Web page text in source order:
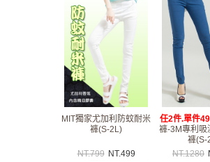
MIT獨家尤加利防蚊耐米
褲(S-2L)
NT.799 NT.499
任2件.單件
褲-3M專利吸
褲(S-
NT.1280